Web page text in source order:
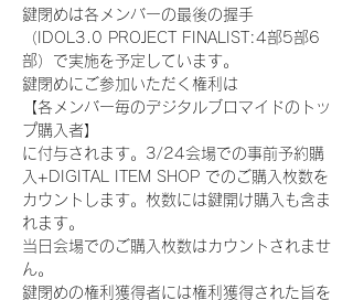
鍵閉めは各メンバーの最後の握手
（IDOL3.0 PROJECT FINALIST:4部5部6
部）で実施を予定しています。
鍵閉めにご参加いただく権利は
【各メンバー毎のデジタルブロマイドのトッ
プ購入者】
に付与されます。3/24会場での事前予約購
入+DIGITAL ITEM SHOP でのご購入枚数を
カウントします。枚数には鍵開け購入も含ま
れます。
当日会場でのご購入枚数はカウントされませ
ん。
鍵閉めの権利獲得者には権利獲得された旨を